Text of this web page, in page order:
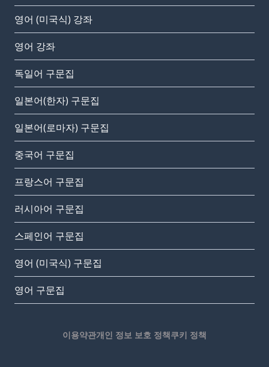
영어 (미국식) 강좌
영어 강좌
독일어 구문집
일본어(한자) 구문집
일본어(로마자) 구문집
중국어 구문집
프랑스어 구문집
러시아어 구문집
스페인어 구문집
영어 (미국식) 구문집
영어 구문집
이용약관개인 정보 보호 정책쿠키 정책